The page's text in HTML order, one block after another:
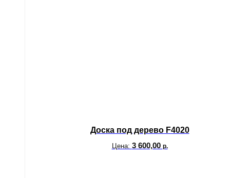
Доска под дерево F4020
Цена: 3 600,00 р.